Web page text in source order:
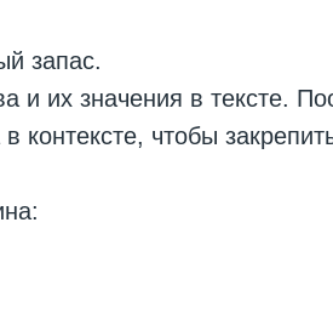
запас.
и их значения в тексте.
контексте, чтобы